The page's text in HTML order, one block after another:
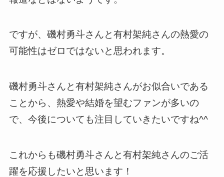
ですが、磯村勇斗さんと有村架純さんの熱愛の
可能性はゼロではないと思われます。
磯村勇斗さんと有村架純さんがお似合いである
ことから、熱愛や結婚を望むファンが多いの
で、今後についても注目していきたいですね^^
これからも磯村勇斗さんと有村架純さんのご活
躍を応援したいと思います！